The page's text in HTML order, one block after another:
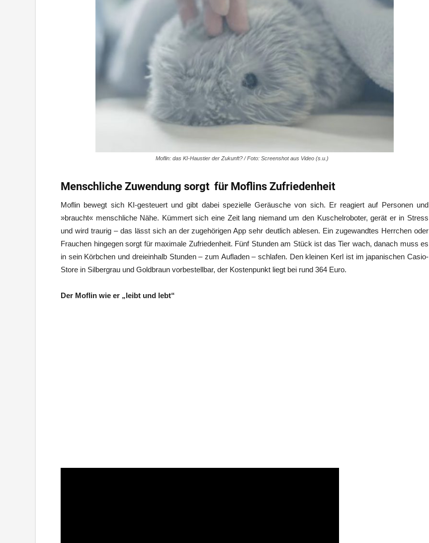
Moflin: das KI-Haustier der Zukunft? / Foto: Screenshot aus Video (s.u.)
Menschliche Zuwendung sorgt für Moflins Zufriedenheit
Moflin bewegt sich KI-gesteuert und gibt dabei spezielle Geräusche von sich. Er reagiert auf Personen und
»braucht« menschliche Nähe. Kümmert sich eine Zeit lang niemand um den Kuschelroboter, gerät er in Stress
und wird traurig – das lässt sich an der zugehörigen App sehr deutlich ablesen. Ein zugewandtes Herrchen oder
Frauchen hingegen sorgt für maximale Zufriedenheit. Fünf Stunden am Stück ist das Tier wach, danach muss es
in sein Körbchen und dreieinhalb Stunden – zum Aufladen – schlafen. Den kleinen Kerl ist im japanischen Casio-
Store in Silbergrau und Goldbraun vorbestellbar, der Kostenpunkt liegt bei rund 364 Euro.
Der Moflin wie er „leibt und lebt“